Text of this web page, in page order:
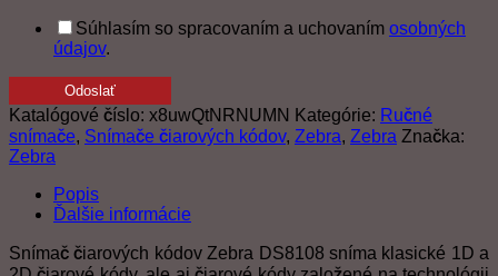
Súhlasím so spracovaním a uchovaním osobných
údajov.
Odoslať
Katalógové číslo: x8uwQtNRNUMN Kategórie: Ručné
snímače, Snímače čiarových kódov, Zebra, Zebra Značka:
Zebra
Popis
Ďalšie informácie
Snímač čiarových kódov Zebra DS8108 sníma klasické 1D a